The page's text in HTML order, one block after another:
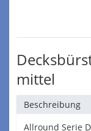
mittel
Beschreibung
Allround Serie